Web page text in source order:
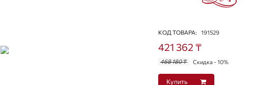
КОД ТОВАРА: 191529
421 362 ₸
468 180 ₸ Скидка - 10%
Купить